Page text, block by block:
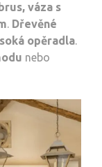
váza s
. Dřevěné
opěradla.
nebo